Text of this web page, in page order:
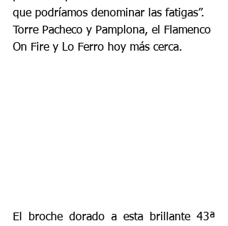
que podríamos denominar las fatigas”.
Torre Pacheco y Pamplona, el Flamenco
On Fire y Lo Ferro hoy más cerca.
El broche dorado a esta brillante 43ª